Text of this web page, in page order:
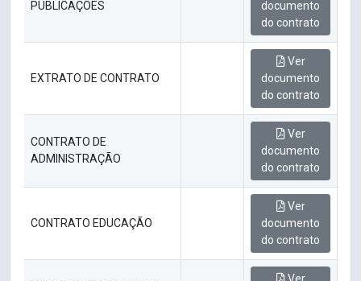
PUBLICAÇÕES
documento
do contrato
EXTRATO DE CONTRATO
Ver
documento
do contrato
CONTRATO DE
ADMINISTRAÇÃO
Ver
documento
do contrato
CONTRATO EDUCAÇÃO
Ver
documento
do contrato